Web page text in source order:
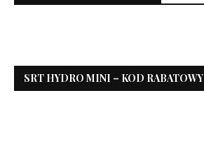
SRT HYDRO MINI – KOD RABATOWY